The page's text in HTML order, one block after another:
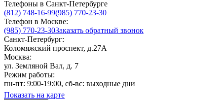
Телефоны в Санкт-Петербурге
(812) 748-16-99(985) 770-23-30
Телефон в Москве:
(985) 770-23-30Заказать обратный звонок
Санкт-Петербург:
Коломяжский проспект, д.27А
Москва:
ул. Земляной Вал, д. 7
Режим работы:
пн-пт: 9:00-19:00, сб-вс: выходные дни
Показать на карте